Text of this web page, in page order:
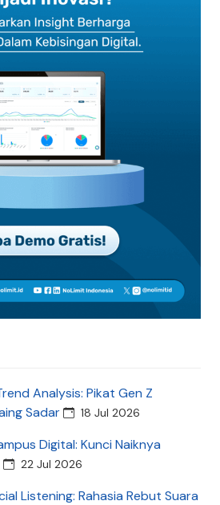
Analysis: Pikat Gen Z
Sadar
18 Jul 2026
Digital: Kunci Naiknya
22 Jul 2026
Listening: Rahasia Rebut Suara